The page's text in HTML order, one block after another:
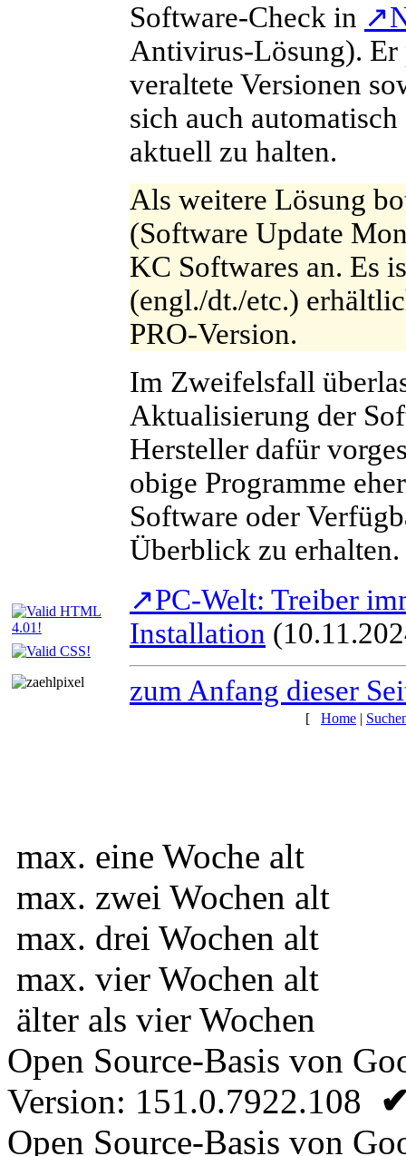
Software-Check in ↗
Antivirus-Lösung). Er
veraltete Versionen
sich auch
aktuell zu halten.
Als weitere Lösung
(Software Update
KC Softwares an. Es
(engl./dt./etc.)
PRO-Version.
Im Zweifelsfall
Aktualisierung der
Hersteller dafür
obige Programme
Software oder
Überblick zu erhalten.
↗PC-Welt: Treiber
Installation
zum Anfang dieser
[ Home |
max. eine Woche alt
max. zwei Wochen alt
max. drei Wochen alt
max. vier Wochen alt
älter als vier Wochen
Open Source-Basis von
Version: 151.0.7922.108
Open Source-Basis von